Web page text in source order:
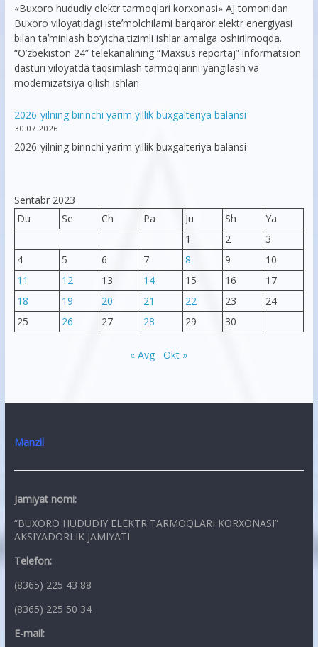
«Buxoro hududiy elektr tarmoqlari korxonasi» AJ tomonidan
Buxoro viloyatidagi isteʼmolchilarni barqaror elektr energiyasi
bilan taʼminlash bo‘yicha tizimli ishlar amalga oshirilmoqda.
“O’zbekiston 24” telekanalining “Maxsus reportaj” informatsion
dasturi viloyatda taqsimlash tarmoqlarini yangilash va
modernizatsiya qilish ishlari
2026-yilning birinchi yarim yillik buxgalteriya balansi
30.07.2026
2026-yilning birinchi yarim yillik buxgalteriya balansi
Sentabr 2023
Du
Se Ch Pa Ju Sh
Ya
1
2
3
4
5 6 7 8 9
10
11
12 13 14 15 16
17
18
19 20 21 22 23
24
25
26 27 28 29 30
« Avg Okt »
Manzil
Jamiyat nomi:
“BUXORO HUDUDIY ELEKTR TARMOQLARI KORXONASI”
AKSIYADORLIK JAMIYATI
Telefon:
(8365) 225 43 88
(8365) 225 50 34
E-mail: